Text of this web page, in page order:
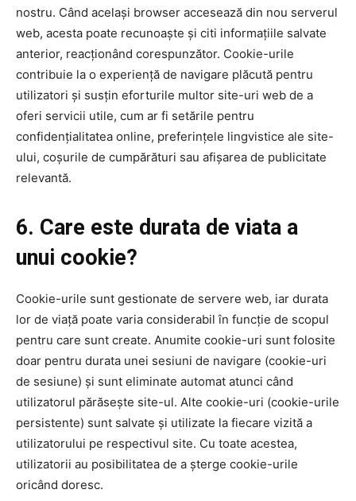
nostru. Când același browser accesează din nou serverul
web, acesta poate recunoaște și citi informațiile salvate
anterior, reacționând corespunzător. Cookie-urile
contribuie la o experiență de navigare plăcută pentru
utilizatori și susțin eforturile multor site-uri web de a
oferi servicii utile, cum ar fi setările pentru
confidențialitatea online, preferințele lingvistice ale site-
ului, coșurile de cumpărături sau afișarea de publicitate
relevantă.
6. Care este durata de viata a
unui cookie?
Cookie-urile sunt gestionate de servere web, iar durata
lor de viață poate varia considerabil în funcție de scopul
pentru care sunt create. Anumite cookie-uri sunt folosite
doar pentru durata unei sesiuni de navigare (cookie-uri
de sesiune) și sunt eliminate automat atunci când
utilizatorul părăsește site-ul. Alte cookie-uri (cookie-urile
persistente) sunt salvate și utilizate la fiecare vizită a
utilizatorului pe respectivul site. Cu toate acestea,
utilizatorii au posibilitatea de a șterge cookie-urile
oricând doresc.